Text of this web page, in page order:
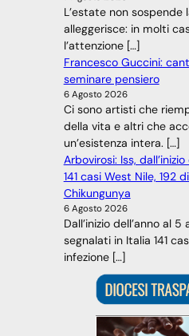
L’estate non sospende
alleggerisce: in molti
l’attenzione […]
Francesco Guccini:
seminare pensiero
6 Agosto 2026
Ci sono artisti che
della vita e altri che
un’esistenza intera. […]
Arbovirosi: Iss,
141 casi West Nile, 192
Chikungunya
6 Agosto 2026
Dall’inizio dell’anno al
segnalati in Italia 141
infezione […]